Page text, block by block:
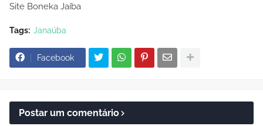
Site Boneka Jaíba
Tags: Janaúba
Facebook
Postar um comentário